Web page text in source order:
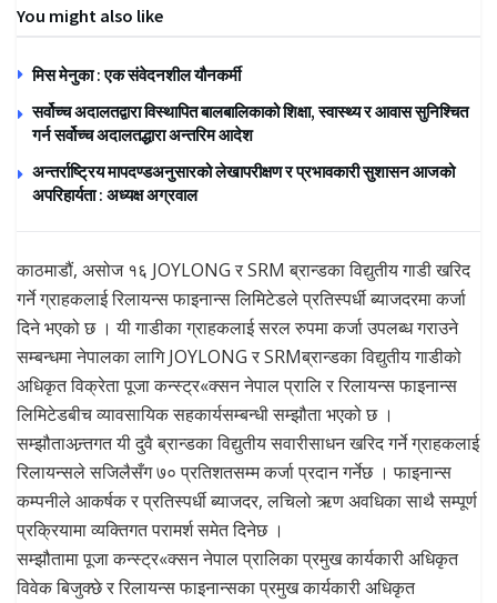
You might also like
मिस मेनुका : एक संवेदनशील यौनकर्मी
सर्वोच्च अदालतद्वारा विस्थापित बालबालिकाको शिक्षा, स्वास्थ्य र आवास सुनिश्चित
गर्न सर्वोच्च अदालतद्धारा अन्तरिम आदेश
अन्तर्राष्ट्रिय मापदण्डअनुसारको लेखापरीक्षण र प्रभावकारी सुशासन आजको
अपरिहार्यता : अध्यक्ष अग्रवाल
काठमाडौं, असोज १६ JOYLONG र SRM ब्रान्डका विद्युतीय गाडी खरिद
गर्ने ग्राहकलाई रिलायन्स फाइनान्स लिमिटेडले प्रतिस्पर्धी ब्याजदरमा कर्जा
दिने भएको छ । यी गाडीका ग्राहकलाई सरल रुपमा कर्जा उपलब्ध गराउने
सम्बन्धमा नेपालका लागि JOYLONG र SRMब्रान्डका विद्युतीय गाडीको
अधिकृत विक्रेता पूजा कन्स्ट्र«क्सन नेपाल प्रालि र रिलायन्स फाइनान्स
लिमिटेडबीच व्यावसायिक सहकार्यसम्बन्धी सम्झौता भएको छ ।
सम्झौताअन्र्तगत यी दुवै ब्रान्डका विद्युतीय सवारीसाधन खरिद गर्ने ग्राहकलाई
रिलायन्सले सजिलैसँग ७० प्रतिशतसम्म कर्जा प्रदान गर्नेछ । फाइनान्स
कम्पनीले आकर्षक र प्रतिस्पर्धी ब्याजदर, लचिलो ऋण अवधिका साथै सम्पूर्ण
प्रक्रियामा व्यक्तिगत परामर्श समेत दिनेछ ।
सम्झौतामा पूजा कन्स्ट्र«क्सन नेपाल प्रालिका प्रमुख कार्यकारी अधिकृत
विवेक बिजुक्छे र रिलायन्स फाइनान्सका प्रमुख कार्यकारी अधिकृत